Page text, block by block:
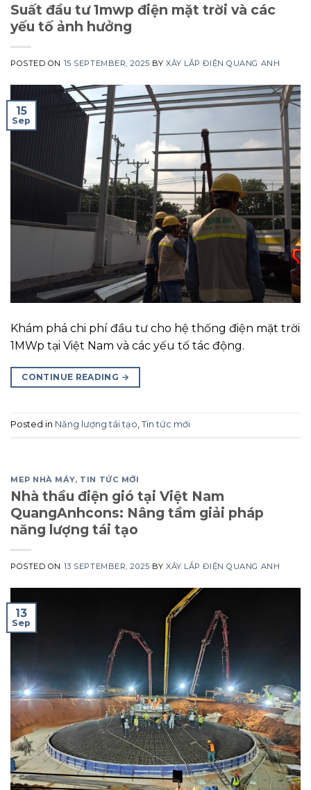
Suất đầu tư 1mwp điện mặt trời và các
yếu tố ảnh hưởng
POSTED ON 15 SEPTEMBER, 2025 BY XÂY LẮP ĐIỆN QUANG ANH
15
Sep
Khám phá chi phí đầu tư cho hệ thống điện mặt trời
1MWp tại Việt Nam và các yếu tố tác động.
CONTINUE READING →
Posted in Năng lượng tái tạo, Tin tức mới
MEP NHÀ MÁY, TIN TỨC MỚI
Nhà thầu điện gió tại Việt Nam
QuangAnhcons: Nâng tầm giải pháp
năng lượng tái tạo
POSTED ON 13 SEPTEMBER, 2025 BY XÂY LẮP ĐIỆN QUANG ANH
13
Sep